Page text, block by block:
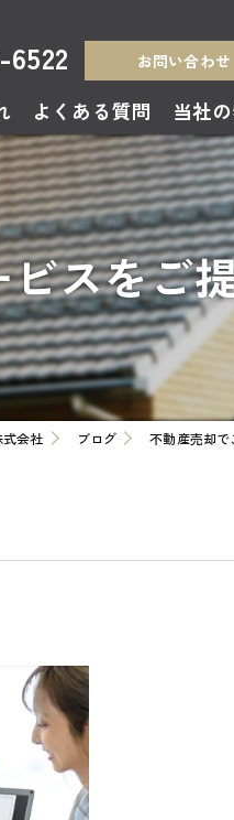
お問い合わせ
よくある質問 当社
売却
買取
中古住
無料査
土地
スをご
会社 ブログ 不動産売却で